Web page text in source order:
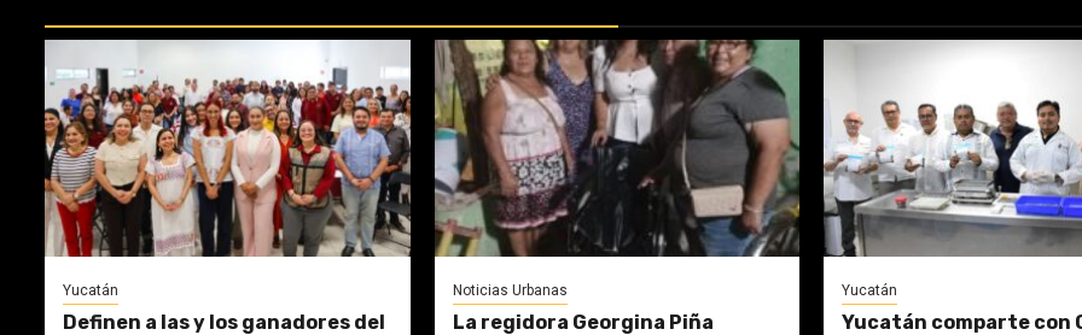
Yucatán
Definen a las y los ganadores del
Noticias Urbanas
La regidora Georgina Piña
Yucatán
Yucatán comparte con